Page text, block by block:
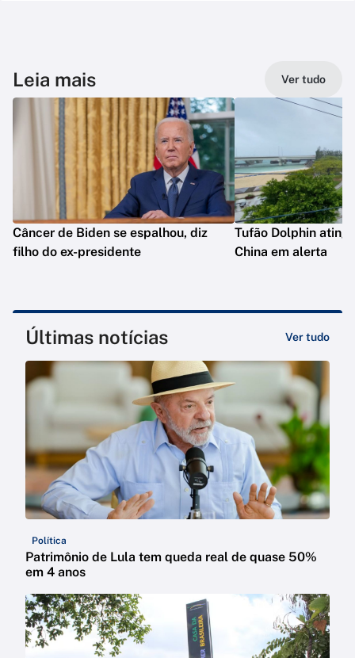
Leia mais Ver tudo
Câncer de Biden se espalhou, diz
filho do ex-presidente
Tufão Dolphin
China em alerta
Últimas notícias Ver tudo
Política
Patrimônio de Lula tem queda real de quase 50%
em 4 anos